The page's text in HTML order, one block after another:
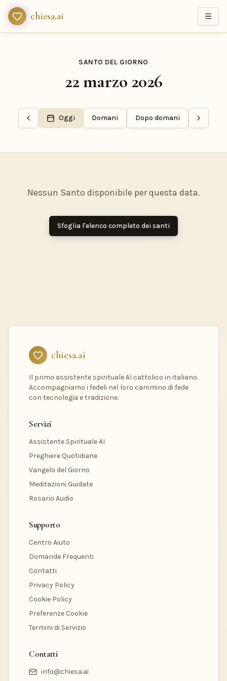
chiesa.ai
SANTO DEL GIORNO
22 marzo 2026
Oggi Domani Dopo domani
Nessun Santo disponibile per questa data.
Sfoglia l'elenco completo dei santi
chiesa.ai
Il primo assistente spirituale AI cattolico in italiano.
Accompagniamo i fedeli nel loro cammino di fede
con tecnologia e tradizione.
Servizi
Assistente Spirituale AI
Preghiere Quotidiane
Vangelo del Giorno
Meditazioni Guidate
Rosario Audio
Supporto
Centro Aiuto
Domande Frequenti
Contatti
Privacy Policy
Cookie Policy
Preferenze Cookie
Termini di Servizio
Contatti
info@chiesa.ai